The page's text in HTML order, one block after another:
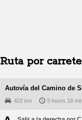
Ruta por
Autovía del Camino de
422 km 5 hours 18